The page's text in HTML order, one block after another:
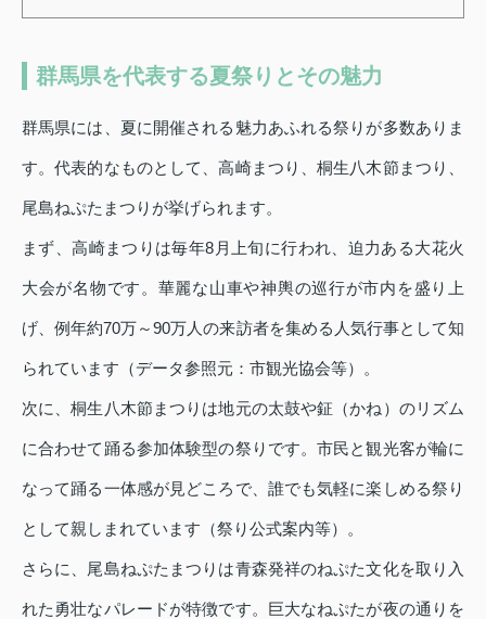
群馬県を代表する夏祭りとその魅力
群馬県には、夏に開催される魅力あふれる祭りが多数ありま
す。代表的なものとして、高崎まつり、桐生八木節まつり、
尾島ねぷたまつりが挙げられます。
まず、高崎まつりは毎年8月上旬に行われ、迫力ある大花火
大会が名物です。華麗な山車や神輿の巡行が市内を盛り上
げ、例年約70万～90万人の来訪者を集める人気行事として知
られています（データ参照元：市観光協会等）。
次に、桐生八木節まつりは地元の太鼓や鉦（かね）のリズム
に合わせて踊る参加体験型の祭りです。市民と観光客が輪に
なって踊る一体感が見どころで、誰でも気軽に楽しめる祭り
として親しまれています（祭り公式案内等）。
さらに、尾島ねぷたまつりは青森発祥のねぷた文化を取り入
れた勇壮なパレードが特徴です。巨大なねぷたが夜の通りを